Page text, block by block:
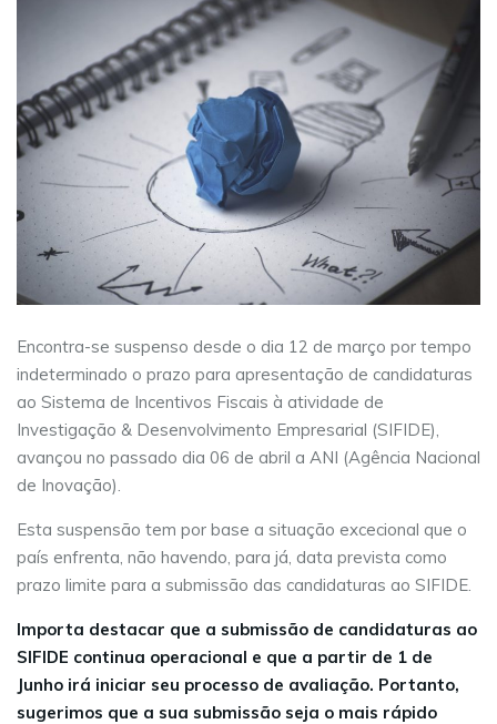
Encontra-se suspenso desde o dia 12 de março por tempo
indeterminado o prazo para apresentação de candidaturas
ao Sistema de Incentivos Fiscais à atividade de
Investigação & Desenvolvimento Empresarial (SIFIDE),
avançou no passado dia 06 de abril a ANI (Agência Nacional
de Inovação).
Esta suspensão tem por base a situação excecional que o
país enfrenta, não havendo, para já, data prevista como
prazo limite para a submissão das candidaturas ao SIFIDE.
Importa destacar que a submissão de candidaturas ao
SIFIDE continua operacional e que a partir de 1 de
Junho irá iniciar seu processo de avaliação. Portanto,
sugerimos que a sua submissão seja o mais rápido